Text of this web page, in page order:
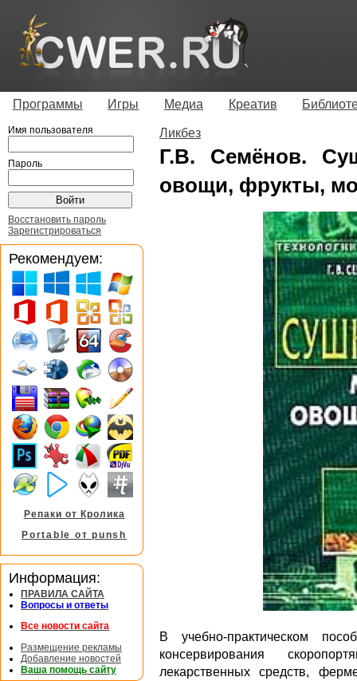
Программы Игры Медиа Креатив
Ликбез
Г.В. Семёнов.
овощи, фрукты,
В учебно-практическом
консервирования
лекарственных средств,
Имя пользователя
Пароль
Восстановить пароль
Зарегистрироваться
Рекомендуем:
Репаки от Кролика
Portable от punsh
Информация:
ПРАВИЛА САЙТА
Вопросы и ответы
Все новости сайта
Размещение рекламы
Добавление новостей
Ваша помощь сайту